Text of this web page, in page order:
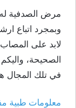
مرض الصدفية
وبمجرد اتباع
لابد على
الصحيحة،
في تلك المجال
معلومات طبية